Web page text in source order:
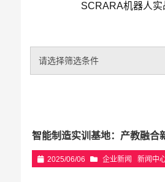
SCRARA机器人实
请选择筛选条件
智能制造实训基地：产教融合
2025/06/06 企业新闻 新闻中